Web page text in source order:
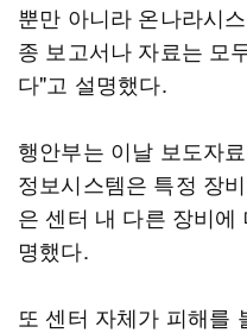
뿐만 아니라 온나라시
종 보고서나 자료는 모
다"고 설명했다.
행안부는 이날 보도자
정보시스템은 특정 장
은 센터 내 다른 장비
명했다.
또 센터 자체가 피해를